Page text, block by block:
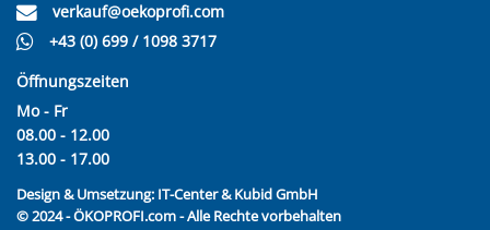
verkauf@oekoprofi.com
+43 (0) 699 / 1098 3717
Öffnungszeiten
Mo - Fr
08.00 - 12.00
13.00 - 17.00
Design & Umsetzung: IT-Center & Kubid GmbH
© 2024 - ÖKOPROFI.com - Alle Rechte vorbehalten